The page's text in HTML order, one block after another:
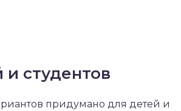
студентов
придумано для детей и